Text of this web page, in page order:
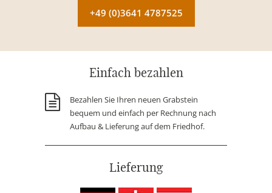
+49 (0)3641 4787525
Einfach bezahlen
Bezahlen Sie Ihren neuen Grabstein
bequem und einfach per Rechnung nach
Aufbau & Lieferung auf dem Friedhof.
Lieferung